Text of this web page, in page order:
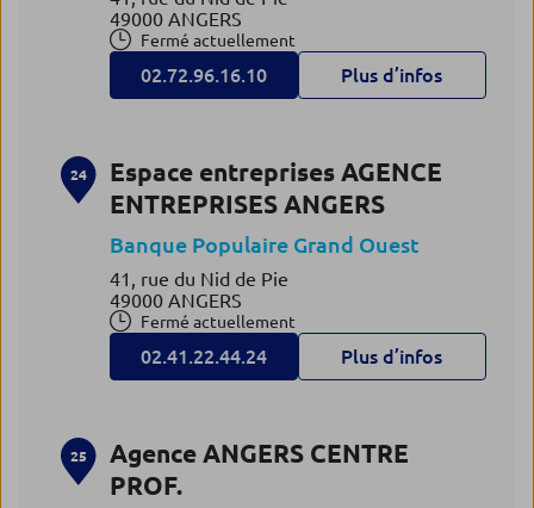
49000 ANGERS
Fermé actuellement
02.72.96.16.10 Plus d’infos
24
Espace entreprises AGENCE
ENTREPRISES ANGERS
Banque Populaire Grand Ouest
41, rue du Nid de Pie
49000 ANGERS
Fermé actuellement
02.41.22.44.24 Plus d’infos
25
Agence ANGERS CENTRE
PROF.